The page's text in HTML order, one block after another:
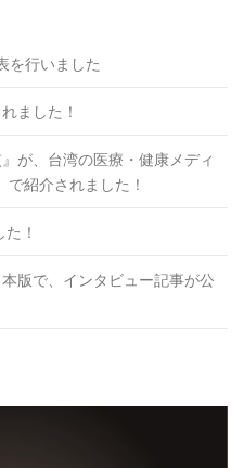
を行いました
ました！
が、台湾の医療・健康メディ
紹介されました！
！
版で、インタビュー記事が公